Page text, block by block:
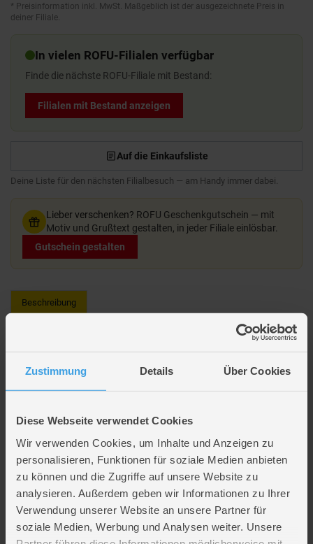
Zustimmung Details Über Cookies
Diese Webseite verwendet Cookies
Wir verwenden Cookies, um Inhalte und Anzeigen zu
personalisieren, Funktionen für soziale Medien anbieten
zu können und die Zugriffe auf unsere Website zu
analysieren. Außerdem geben wir Informationen zu Ihrer
Verwendung unserer Website an unsere Partner für
soziale Medien, Werbung und Analysen weiter. Unsere
* Preisinformation inkl. MwSt. Maßgeblich ist der ausgezeichnete Preis in
deiner Filiale.
In vielen ROFU-Filialen verfügbar
Finde die nächste ROFU-Filiale mit Bestand:
Filialen mit Bestand anzeigen
Auf die Einkaufsliste
Deine Liste für den nächsten Filialbesuch — am Handy immer dabei.
Lieber verschenken? ROFU Geschenkgutschein — mit
Motiv und Grußtext gestalten, in jeder Filiale einlösbar.
Gutschein gestalten
Beschreibung
Super Mario - Figur - ca. 6 cm - Limitierte Ausführung - 1
halten Unmengen Spielspaß und rasante Abenteuer bereit. Einfach die
Geschichten erfinden. Los geht der Sammelspaß!
Verschiedene Ausführungen (nicht auswählbar)
Artikelmerkmale